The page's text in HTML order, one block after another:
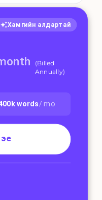
Хамгийн алдартай
(Billed
Annually)
words/ mo